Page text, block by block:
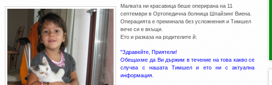
Малката ни красавица беше оперирана на 11
септември в Ортопедична болница Шпайзинг Виена.
Операцията е преминала без усложнения и Тимшел
вече си е вкъщи.
Ето и разказа на родителите й:
"Здравейте, Приятели!
Обещахме да Ви държим в течение на това какво се
случва с нашата Тимшел и ето ни с актуална
информация.